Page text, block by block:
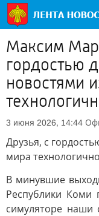
Максим
гордостью
новостями
3 июня 2026, 14:44
Друзья, с
мира
В минувшие
Республики Коми
симуляторе наши